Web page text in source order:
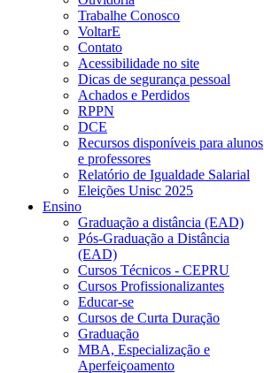
Trabalhe Conosco
VoltarE
Contato
Acessibilidade no site
Dicas de segurança pessoal
Achados e Perdidos
RPPN
DCE
Recursos disponíveis para alunos
e professores
Relatório de Igualdade Salarial
Eleições Unisc 2025
Ensino
Graduação a distância (EAD)
Pós-Graduação a Distância
(EAD)
Cursos Técnicos - CEPRU
Cursos Profissionalizantes
Educar-se
Cursos de Curta Duração
Graduação
MBA, Especialização e
Aperfeiçoamento